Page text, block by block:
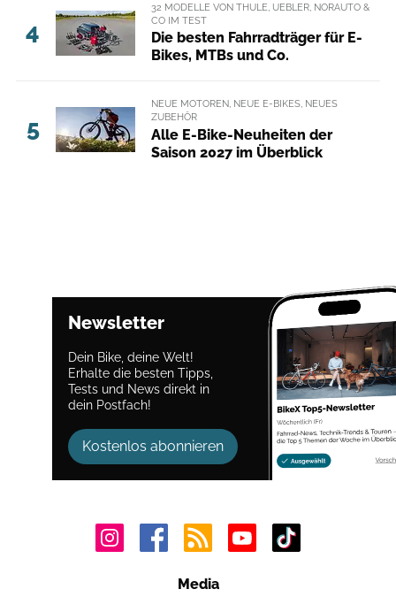
4
32 MODELLE VON THULE, UEBLER, NORAUTO &
CO IM TEST
Die besten Fahrradträger für E-
Bikes, MTBs und Co.
5
NEUE MOTOREN, NEUE E-BIKES, NEUES
ZUBEHÖR
Alle E-Bike-Neuheiten der
Saison 2027 im Überblick
Newsletter
Dein Bike, deine Welt!
Erhalte die besten Tipps,
Tests und News direkt in
dein Postfach!
Kostenlos abonnieren
Media